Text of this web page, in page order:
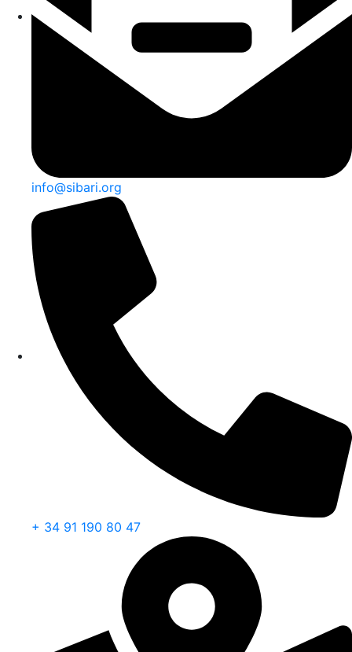
info@sibari.org
+ 34 91 190 80 47